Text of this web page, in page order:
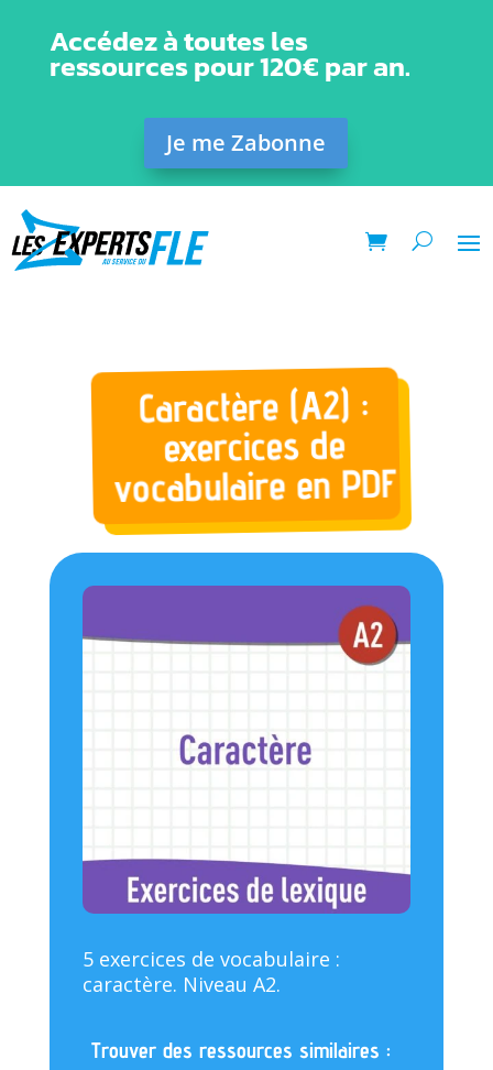
Accédez à toutes les
ressources pour 120€ par an.
Je me Zabonne
Caractère (A2) :
exercices de
vocabulaire en PDF
5 exercices de vocabulaire :
caractère. Niveau A2.
Trouver des ressources similaires :